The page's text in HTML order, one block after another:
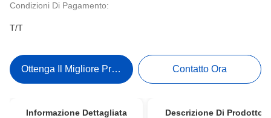
Condizioni Di Pagamento:
T/T
Ottenga Il Migliore Prezzo Contatto Ora
Informazione Dettagliata Descrizione Di Prodotto